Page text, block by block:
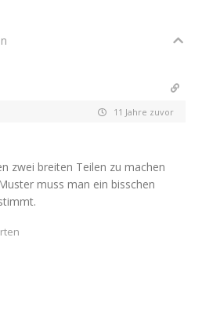
11 Jahre zuvor
zwei breiten Teilen zu machen
muss man ein bisschen